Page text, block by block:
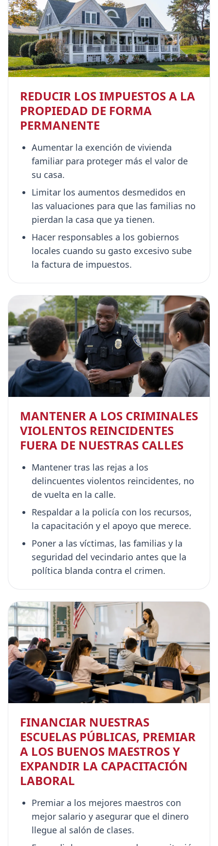
REDUCIR LOS IMPUESTOS A LA
PROPIEDAD DE FORMA
PERMANENTE
Aumentar la exención de vivienda
familiar para proteger más el valor de
su casa.
Limitar los aumentos desmedidos en
las valuaciones para que las familias no
pierdan la casa que ya tienen.
Hacer responsables a los gobiernos
locales cuando su gasto excesivo sube
la factura de impuestos.
MANTENER A LOS CRIMINALES
VIOLENTOS REINCIDENTES
FUERA DE NUESTRAS CALLES
Mantener tras las rejas a los
delincuentes violentos reincidentes, no
de vuelta en la calle.
Respaldar a la policía con los recursos,
la capacitación y el apoyo que merece.
Poner a las víctimas, las familias y la
seguridad del vecindario antes que la
política blanda contra el crimen.
FINANCIAR NUESTRAS
ESCUELAS PÚBLICAS, PREMIAR
A LOS BUENOS MAESTROS Y
EXPANDIR LA CAPACITACIÓN
LABORAL
Premiar a los mejores maestros con
mejor salario y asegurar que el dinero
llegue al salón de clases.